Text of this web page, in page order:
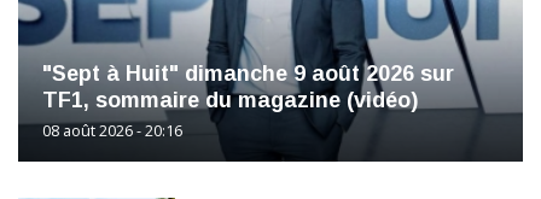
"Sept à Huit" dimanche 9 août 2026 sur
TF1, sommaire du magazine (vidéo)
08 août 2026 - 20:16